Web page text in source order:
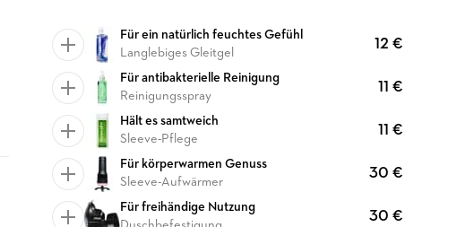
Für ein natürlich feuchtes Gefühl
Langlebiges Gleitgel
12 €
Für antibakterielle Reinigung
Reinigungsspray
11 €
Hält es samtweich
Sleeve-Pflege
11 €
Für körperwarmen Genuss
Sleeve-Aufwärmer
30 €
Für freihändige Nutzung
30 €